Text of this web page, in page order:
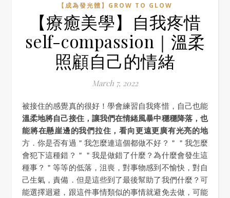
【成為發光體】GROW TO GLOW
【療癒美學】自我疼惜
self-compassion｜溫柔
照顧自己的情緒
March 7, 2022
被接住的感覺真的很好！學會練習自我疼惜，自己也能
溫柔地將自己接住，讓我們在情緒風暴中穩穩降落，也
能將在懸崖邊的我們拉住，看向更遠更廣有光亮的地
方．你是否有過＂我怎麼連這個都做不好？＂＂我怎麼
會犯下這種錯？＂＂我是做錯了什麼？為什麼會發生這
種事？＂等等的低落，沮喪，對事物感到不愉快，對自
己生氣，責備．但是這些到了最後幫助了我們什麼？可
能選擇迴避，跟這件事情類似的事情就避免去做，可能